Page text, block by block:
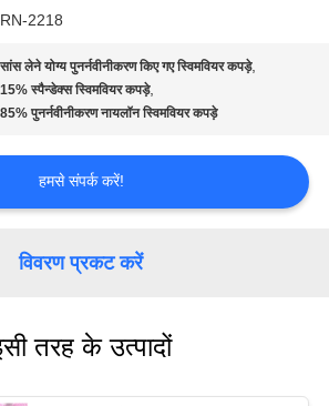
RN-2218
सांस लेने योग्य पुनर्नवीनीकरण किए गए स्विमवियर कपड़े,
15% स्पैन्डेक्स स्विमवियर कपड़े,
85% पुनर्नवीनीकरण नायलॉन स्विमवियर कपड़े
हमसे संपर्क करें!
विवरण प्रकट करें
तरह के उत्पादों